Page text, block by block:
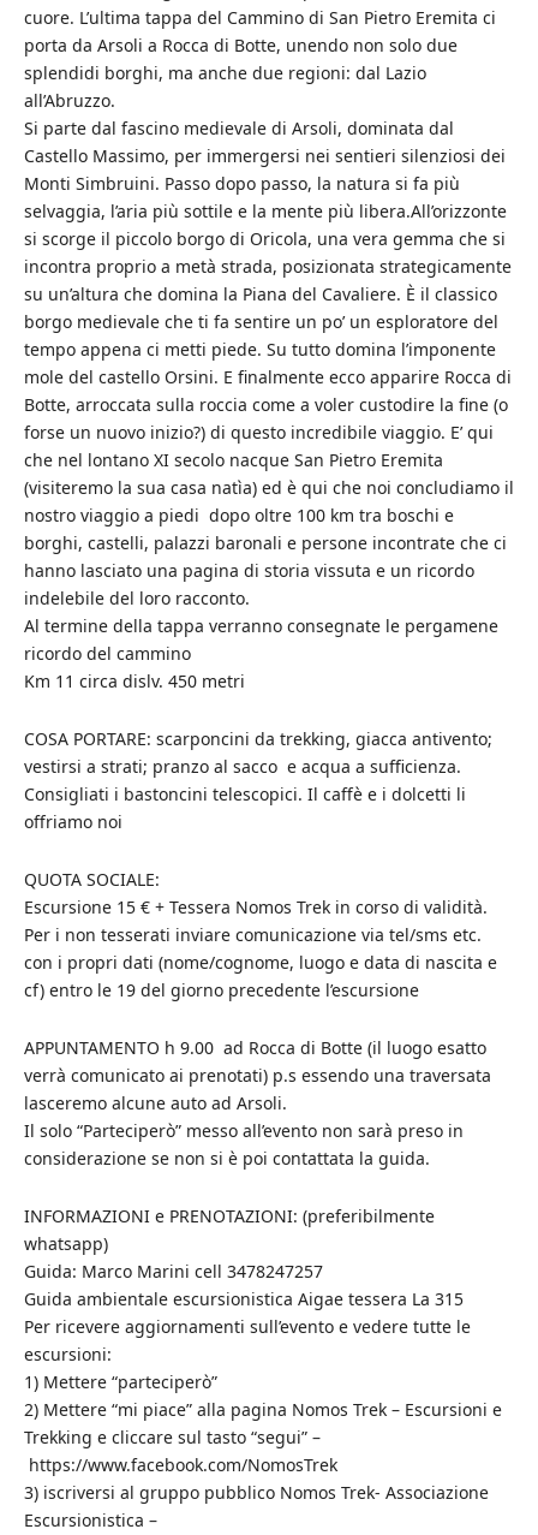
cuore. L’ultima tappa del Cammino di San Pietro Eremita ci
porta da Arsoli a Rocca di Botte, unendo non solo due
splendidi borghi, ma anche due regioni: dal Lazio
all’Abruzzo.
Si parte dal fascino medievale di Arsoli, dominata dal
Castello Massimo, per immergersi nei sentieri silenziosi dei
Monti Simbruini. Passo dopo passo, la natura si fa più
selvaggia, l’aria più sottile e la mente più libera.All’orizzonte
si scorge il piccolo borgo di Oricola, una vera gemma che si
incontra proprio a metà strada, posizionata strategicamente
su un’altura che domina la Piana del Cavaliere. È il classico
borgo medievale che ti fa sentire un po’ un esploratore del
tempo appena ci metti piede. Su tutto domina l’imponente
mole del castello Orsini. E finalmente ecco apparire Rocca di
Botte, arroccata sulla roccia come a voler custodire la fine (o
forse un nuovo inizio?) di questo incredibile viaggio. E’ qui
che nel lontano XI secolo nacque San Pietro Eremita
(visiteremo la sua casa natìa) ed è qui che noi concludiamo il
nostro viaggio a piedi dopo oltre 100 km tra boschi e
borghi, castelli, palazzi baronali e persone incontrate che ci
hanno lasciato una pagina di storia vissuta e un ricordo
indelebile del loro racconto.
Al termine della tappa verranno consegnate le pergamene
ricordo del cammino
Km 11 circa dislv. 450 metri
COSA PORTARE: scarponcini da trekking, giacca antivento;
vestirsi a strati; pranzo al sacco e acqua a sufficienza.
Consigliati i bastoncini telescopici. Il caffè e i dolcetti li
offriamo noi
QUOTA SOCIALE:
Escursione 15 € + Tessera Nomos Trek in corso di validità.
Per i non tesserati inviare comunicazione via tel/sms etc.
con i propri dati (nome/cognome, luogo e data di nascita e
cf) entro le 19 del giorno precedente l’escursione
APPUNTAMENTO h 9.00 ad Rocca di Botte (il luogo esatto
verrà comunicato ai prenotati) p.s essendo una traversata
lasceremo alcune auto ad Arsoli.
Il solo “Parteciperò” messo all’evento non sarà preso in
considerazione se non si è poi contattata la guida.
INFORMAZIONI e PRENOTAZIONI: (preferibilmente
whatsapp)
Guida: Marco Marini cell 3478247257
Guida ambientale escursionistica Aigae tessera La 315
Per ricevere aggiornamenti sull’evento e vedere tutte le
escursioni:
1) Mettere “parteciperò”
2) Mettere “mi piace” alla pagina Nomos Trek – Escursioni e
Trekking e cliccare sul tasto “segui” –
https://www.facebook.com/NomosTrek
3) iscriversi al gruppo pubblico Nomos Trek- Associazione
Escursionistica –